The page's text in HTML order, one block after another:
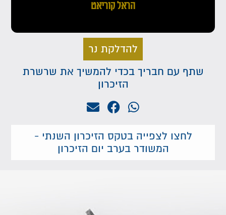
הראל קוריאט
להדלקת נר
שתף עם חבריך בכדי להמשיך את שרשרת
הזיכרון
לחצו לצפייה בטקס הזיכרון השנתי -
המשודר בערב יום הזיכרון